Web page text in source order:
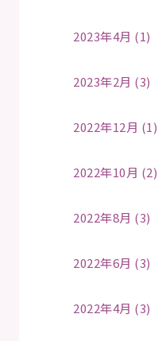
2023年4月 (1)
2023年2月 (3)
2022年12月 (1)
2022年10月 (2)
2022年8月 (3)
2022年6月 (3)
2022年4月 (3)